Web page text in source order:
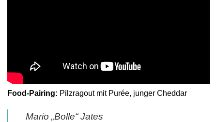
Food-Pairing: Pilzragout mit Purée, junger Cheddar
Mario „Bolle“ Jates